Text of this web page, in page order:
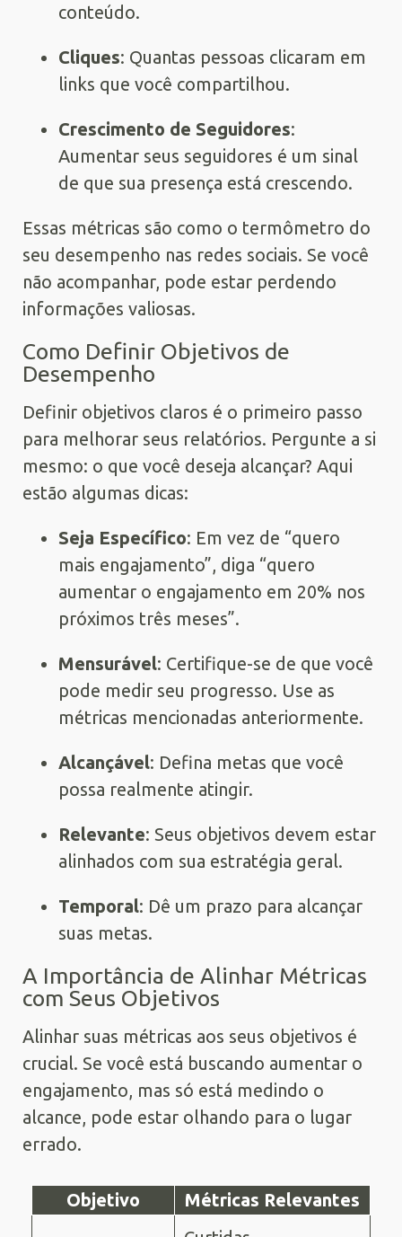
conteúdo.
Cliques: Quantas pessoas clicaram em
links que você compartilhou.
Crescimento de Seguidores:
Aumentar seus seguidores é um sinal
de que sua presença está crescendo.
Essas métricas são como o termômetro do
seu desempenho nas redes sociais. Se você
não acompanhar, pode estar perdendo
informações valiosas.
Como Definir Objetivos de
Desempenho
Definir objetivos claros é o primeiro passo
para melhorar seus relatórios. Pergunte a si
mesmo: o que você deseja alcançar? Aqui
estão algumas dicas:
Seja Específico: Em vez de “quero
mais engajamento”, diga “quero
aumentar o engajamento em 20% nos
próximos três meses”.
Mensurável: Certifique-se de que você
pode medir seu progresso. Use as
métricas mencionadas anteriormente.
Alcançável: Defina metas que você
possa realmente atingir.
Relevante: Seus objetivos devem estar
alinhados com sua estratégia geral.
Temporal: Dê um prazo para alcançar
suas metas.
A Importância de Alinhar Métricas
com Seus Objetivos
Alinhar suas métricas aos seus objetivos é
crucial. Se você está buscando aumentar o
engajamento, mas só está medindo o
alcance, pode estar olhando para o lugar
errado.
Objetivo
Métricas Relevantes